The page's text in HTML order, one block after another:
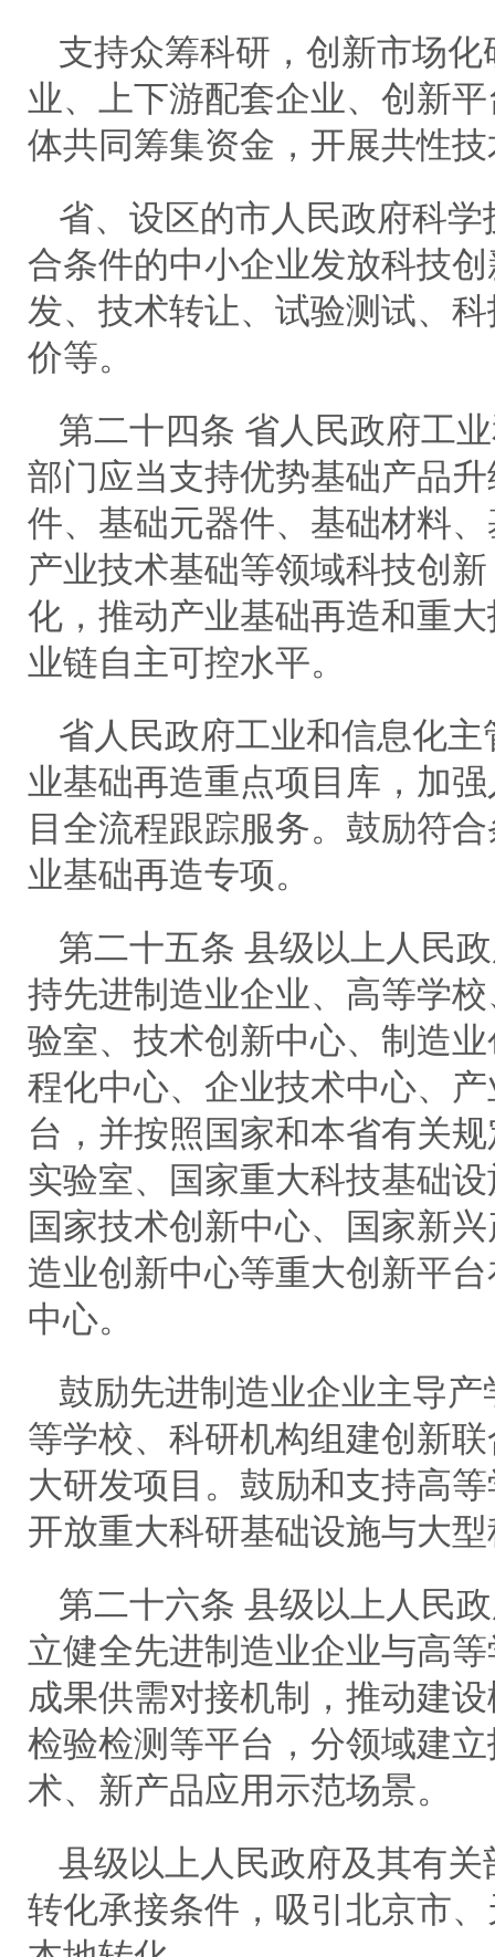
支持众筹科研，创新市场
业、上下游配套企业、创新
体共同筹集资金，开展共性
省、设区的市人民政府科
合条件的中小企业发放科技
发、技术转让、试验测试、
价等。
第二十四条 省人民政府工
部门应当支持优势基础产品
件、基础元器件、基础材料
产业技术基础等领域科技创
化，推动产业基础再造和重
业链自主可控水平。
省人民政府工业和信息化
业基础再造重点项目库，加
目全流程跟踪服务。鼓励符
业基础再造专项。
第二十五条 县级以上人民
持先进制造业企业、高等学
验室、技术创新中心、制造
程化中心、企业技术中心、
台，并按照国家和本省有关
实验室、国家重大科技基础
国家技术创新中心、国家新
造业创新中心等重大创新平
中心。
鼓励先进制造业企业主导
等学校、科研机构组建创新
大研发项目。鼓励和支持高
开放重大科研基础设施与大
第二十六条 县级以上人民
立健全先进制造业企业与高
成果供需对接机制，推动建
检验检测等平台，分领域建
术、新产品应用示范场景。
县级以上人民政府及其有
转化承接条件，吸引北京市